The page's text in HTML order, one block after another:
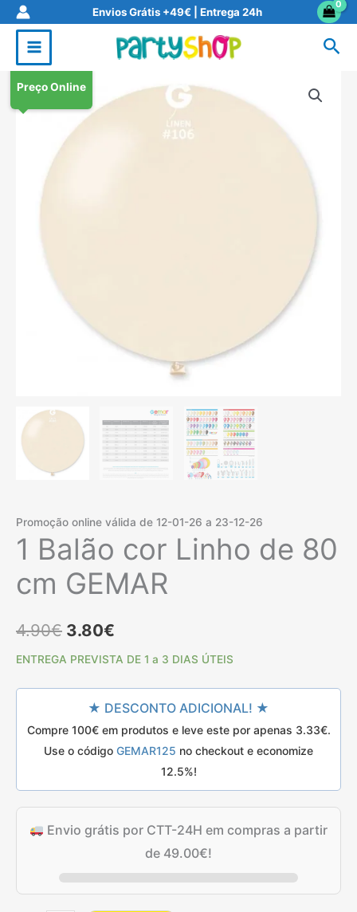
Skip
content
Envios Grátis +49€ | Entrega 24h
Preço Online
Promoção online válida de 12-01-26 a 23-12-26
1 Balão cor Linho de 80
cm GEMAR
4.90€ O
preço
original
era:
4.90€.
3.80€
preço
atual
3.80€.
ENTREGA PREVISTA DE 1 a 3 DIAS ÚTEIS
★ DESCONTO ADICIONAL! ★
Compre 100€ em produtos e leve este por apenas 3.33€.
Use o código GEMAR125 no checkout e economize
12.5%!
Envio grátis por CTT-24H em compras a partir
de 49.00€!